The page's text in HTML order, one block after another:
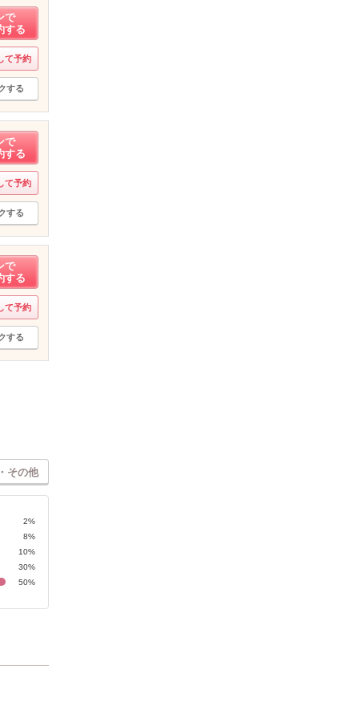
で
する
て予約
する
で
する
て予約
する
で
する
て予約
する
その他
2%
8%
10%
30%
50%